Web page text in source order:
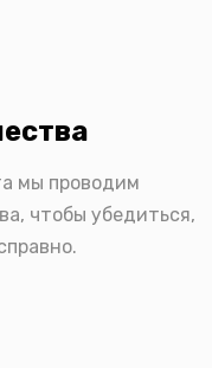
мы проводим
чтобы убедиться,